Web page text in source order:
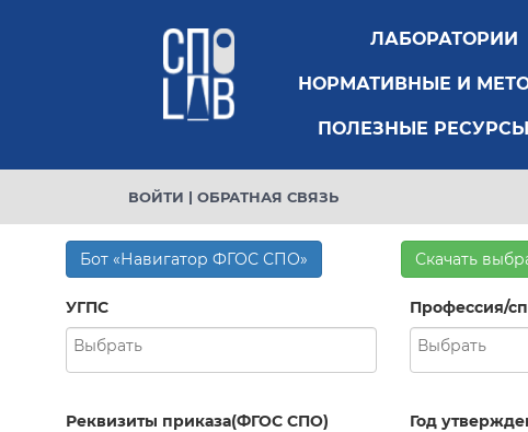
ЛАБОРАТОРИИ
НОРМАТИВНЫЕ И
ПОЛЕЗНЫЕ РЕСУРСЫ
ВОЙТИ | ОБРАТНАЯ СВЯЗЬ
Бот «Навигатор ФГОС СПО» Скачать
УГПС Профессия/
Реквизиты приказа(ФГОС СПО) Год